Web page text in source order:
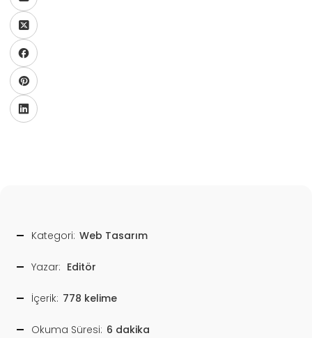
Kategori: Web Tasarım
Yazar: Editör
İçerik: 778 kelime
Okuma Süresi: 6 dakika